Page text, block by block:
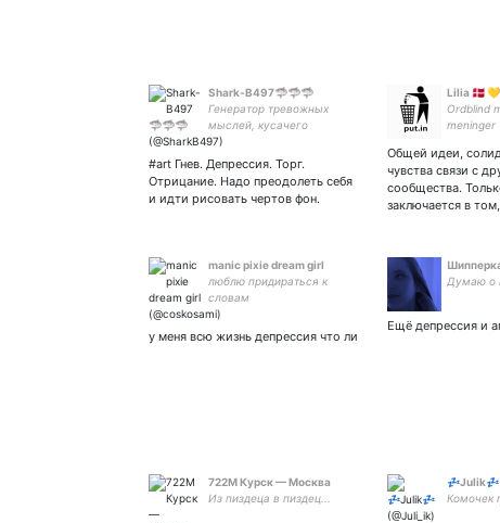
Shark-B497🦈🦈🦈
Генератор тревожных
мыслей, кусачего
сарказма, максонов и
странных артов с Кисаме и
ко
#art Гнев. Депрессия. Торг.
Отрицание. Надо преодолеть себя
и идти рисовать чертов фон.
Lilia 🇩🇰
Ordblind
meninger
Общей идеи,
чувства связи с
сообщества.
заключается в
manic pixie dream girl
люблю придираться к
словам
у меня всю жизнь депрессия что ли
Думаю о
Ещё депрессия и
722М Курск — Москва
Из пиздеца в пиздец...
💤Julik💤
Комочек